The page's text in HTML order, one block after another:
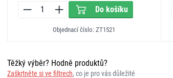
Do košíku
Objednací číslo: ZT1521
Těžký výběr? Hodně produktů?
Zaškrtněte si ve filtrech, co je pro vás důležité